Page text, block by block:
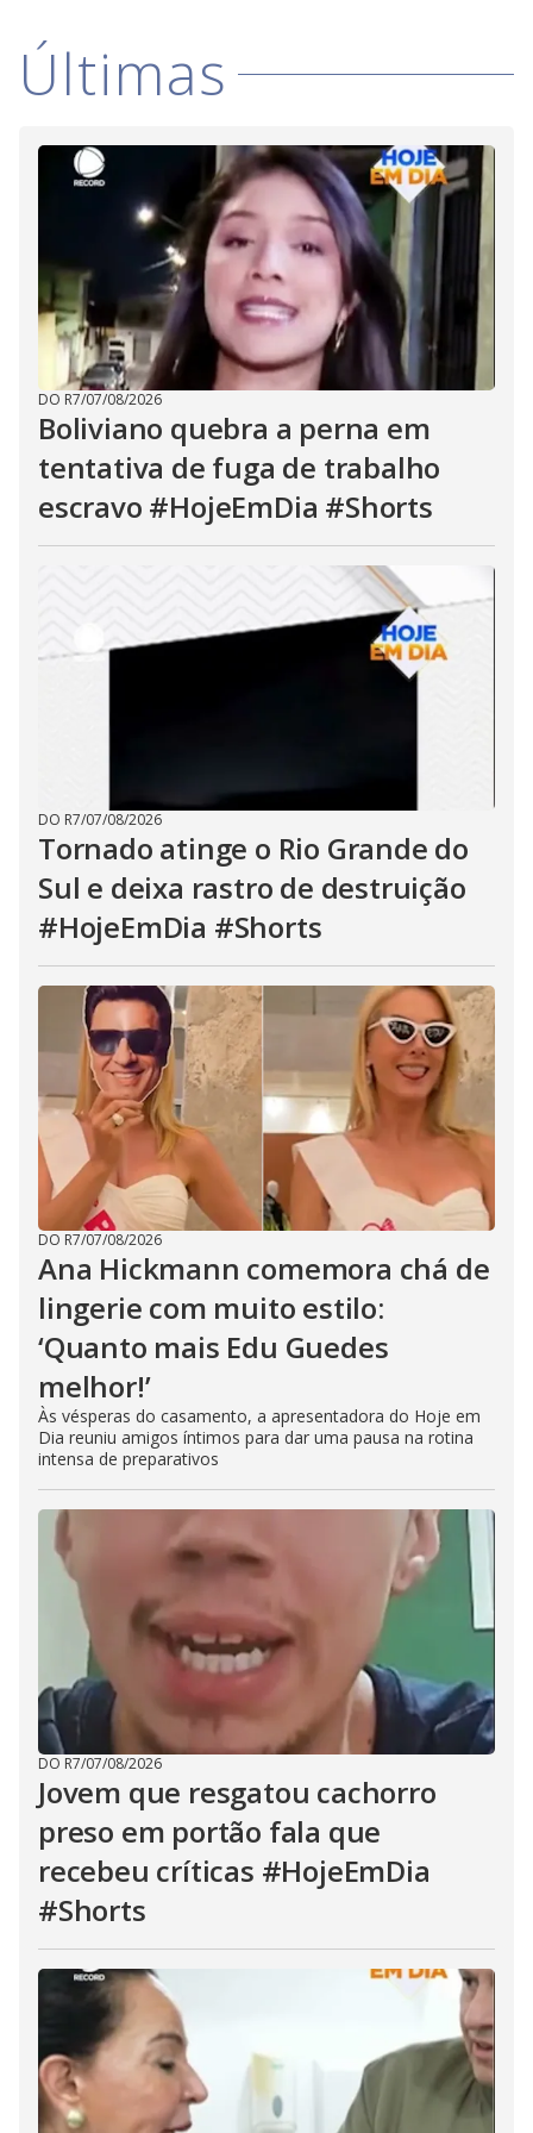
i
d
e
o
Últimas
DO R7/07/08/2026
Boliviano quebra a perna em
tentativa de fuga de trabalho
escravo #HojeEmDia #Shorts
DO R7/07/08/2026
Tornado atinge o Rio Grande do
Sul e deixa rastro de destruição
#HojeEmDia #Shorts
DO R7/07/08/2026
Ana Hickmann comemora chá de
lingerie com muito estilo:
‘Quanto mais Edu Guedes
melhor!’
Às vésperas do casamento, a apresentadora do Hoje em
Dia reuniu amigos íntimos para dar uma pausa na rotina
intensa de preparativos
DO R7/07/08/2026
Jovem que resgatou cachorro
preso em portão fala que
recebeu críticas #HojeEmDia
#Shorts